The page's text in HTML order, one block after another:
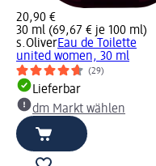
20,90 €
30 ml (69,67 € je 100 ml)
s.OliverEau de Toilette
united women, 30 ml
(29)
Lieferbar
dm Markt wählen